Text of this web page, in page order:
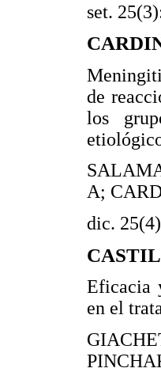
set.
de
los
A;
dic.
Eficacia
en el